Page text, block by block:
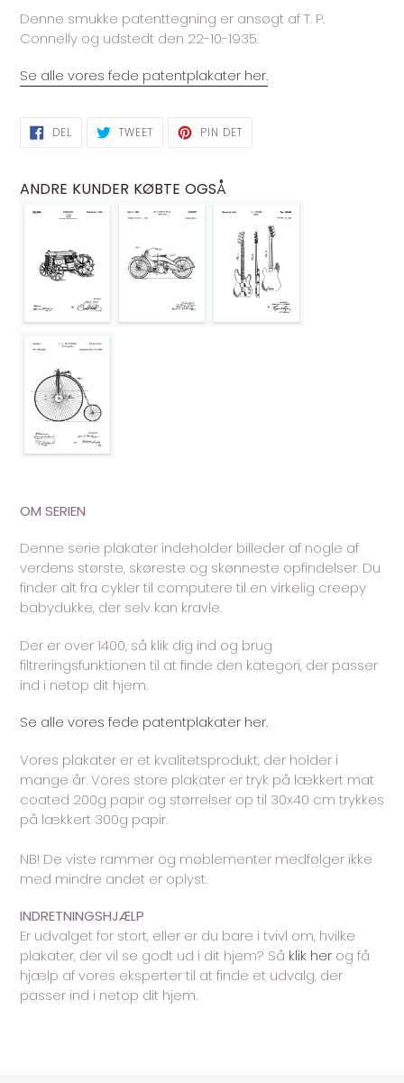
produkt
indkøbskurv
Denne smukke patenttegning er ansøgt af T. P.
Connelly og udstedt den 22-10-1935.
Se alle vores fede patentplakater her.
DEL
PÅ
TWEETTWEET PIN DET
ANDRE KUNDER KØBTE OGSÅ
OM SERIEN
Denne serie plakater indeholder billeder af nogle af
verdens største, skøreste og skønneste opfindelser. Du
finder alt fra cykler til computere til en virkelig creepy
babydukke, der selv kan kravle.
Der er over 1400, så klik dig ind og brug
filtreringsfunktionen til at finde den kategori, der passer
ind i netop dit hjem.
Se alle vores fede patentplakater her.
Vores plakater er et kvalitetsprodukt, der holder i
mange år. Vores store plakater er tryk på lækkert mat
coated 200g papir og størrelser op til 30x40 cm trykkes
på lækkert 300g papir.
NB! De viste rammer og møblementer medfølger ikke
med mindre andet er oplyst.
INDRETNINGSHJÆLP
Er udvalget for stort, eller er du bare i tvivl om, hvilke
plakater, der vil se godt ud i dit hjem? Så klik her og få
hjælp af vores eksperter til at finde et udvalg, der
passer ind i netop dit hjem.